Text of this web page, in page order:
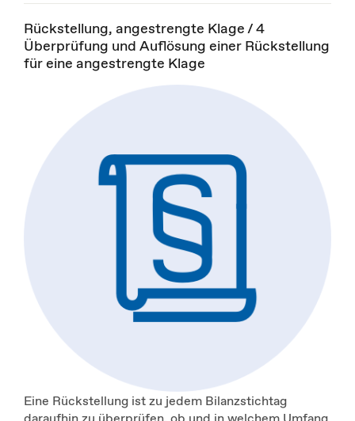
Rückstellung, angestrengte Klage / 4
Überprüfung und Auflösung einer Rückstellung
für eine angestrengte Klage
Eine Rückstellung ist zu jedem Bilanzstichtag